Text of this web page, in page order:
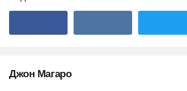
Джон Магаро